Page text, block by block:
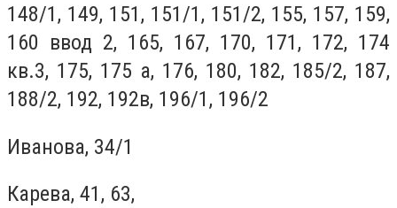
148/1, 149, 151, 151/1, 151/2, 155, 157, 159,
160 ввод 2, 165, 167, 170, 171, 172, 174
кв.3, 175, 175 а, 176, 180, 182, 185/2, 187,
188/2, 192, 192в, 196/1, 196/2
Иванова, 34/1
Карева, 41, 63,